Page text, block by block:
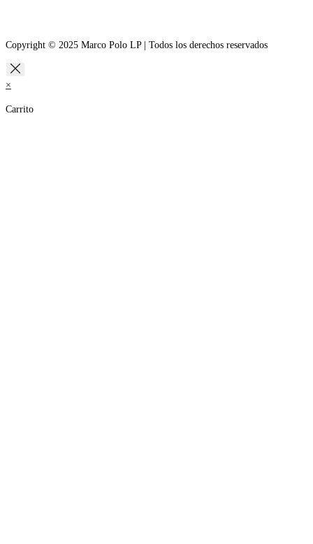
Copyright © 2025 Marco Polo LP | Todos los derechos reservados
×
Carrito